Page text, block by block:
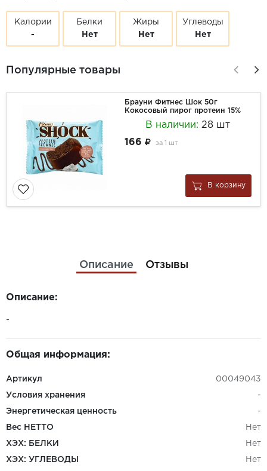
Калории
-
Белки
Нет
Жиры
Нет
Углеводы
Нет
Популярные товары
Брауни Фитнес Шок 50г
Кокосовый пирог протеин 15%
В наличии:28 шт
166
за 1 шт
В корзину
Описание Отзывы
Описание:
-
Общая информация:
Артикул 00049043
Условия хранения -
Энергетическая ценность -
Вес НЕТТО Нет
ХЭХ: БЕЛКИ Нет
ХЭХ: УГЛЕВОДЫ Нет